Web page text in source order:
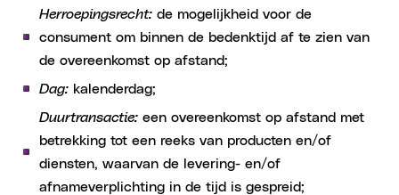
Herroepingsrecht: de mogelijkheid voor de
consument om binnen de bedenktijd af te zien van
de overeenkomst op afstand;
Dag: kalenderdag;
Duurtransactie: een overeenkomst op afstand met
betrekking tot een reeks van producten en/of
diensten, waarvan de levering- en/of
afnameverplichting in de tijd is gespreid;